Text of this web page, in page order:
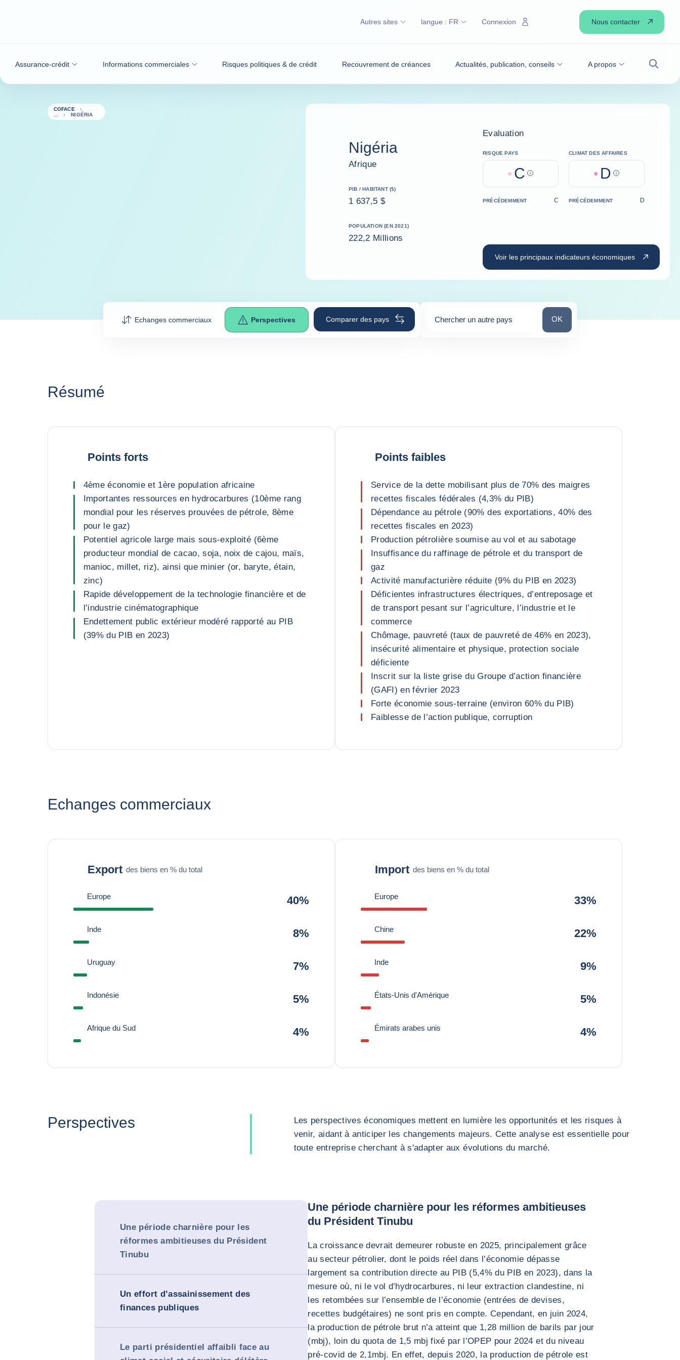
Assurance-crédit Informations commerciales Risques politiques & de crédit Recouvrement de créances Actualités, publication, conseils A propos
Autres sites langue : FR Connexion Nous contacter
COFACE
NIGÉRIA
Nigéria
Afrique
PIB / HABITANT ($)
1 637,5 $
POPULATION (EN 2021)
222,2 Millions
Evaluation
RISQUE PAYS
C Help
CLIMAT DES AFFAIRES
D Help
PRÉCÉDEMMENT C PRÉCÉDEMMENT D
Voir les principaux indicateurs économiques
Echanges commerciaux Perspectives Comparer des pays Chercher un autre pays Chercher un autre pays
OK
Résumé
Points forts
4ème économie et 1ère population africaine
Importantes ressources en hydrocarbures (10ème rang
mondial pour les réserves prouvées de pétrole, 8ème
pour le gaz)
Potentiel agricole large mais sous-exploité (6ème
producteur mondial de cacao, soja, noix de cajou, maïs,
manioc, millet, riz), ainsi que minier (or, baryte, étain,
zinc)
Rapide développement de la technologie financière et de
l’industrie cinématographique
Endettement public extérieur modéré rapporté au PIB
(39% du PIB en 2023)
Points faibles
Service de la dette mobilisant plus de 70% des maigres
recettes fiscales fédérales (4,3% du PIB)
Dépendance au pétrole (90% des exportations, 40% des
recettes fiscales en 2023)
Production pétrolière soumise au vol et au sabotage
Insuffisance du raffinage de pétrole et du transport de
gaz
Activité manufacturière réduite (9% du PIB en 2023)
Déficientes infrastructures électriques, d’entreposage et
de transport pesant sur l’agriculture, l’industrie et le
commerce
Chômage, pauvreté (taux de pauvreté de 46% en 2023),
insécurité alimentaire et physique, protection sociale
déficiente
Inscrit sur la liste grise du Groupe d’action financière
(GAFI) en février 2023
Forte économie sous-terraine (environ 60% du PIB)
Faiblesse de l’action publique, corruption
Echanges commerciaux
Export des biens en % du total
Europe 40%
Inde 8%
Uruguay 7%
Indonésie 5%
Afrique du Sud 4%
Import des biens en % du total
Europe 33%
Chine 22%
Inde 9%
États-Unis d'Amérique 5%
Émirats arabes unis 4%
Perspectives
Les perspectives économiques mettent en lumière les opportunités et les risques à
venir, aidant à anticiper les changements majeurs. Cette analyse est essentielle pour
toute entreprise cherchant à s'adapter aux évolutions du marché.
Une période charnière pour les
réformes ambitieuses du Président
Tinubu
Un effort d’assainissement des
finances publiques
Le parti présidentiel affaibli face au
Une période charnière pour les réformes ambitieuses
du Président Tinubu
La croissance devrait demeurer robuste en 2025, principalement grâce
au secteur pétrolier, dont le poids réel dans l’économie dépasse
largement sa contribution directe au PIB (5,4% du PIB en 2023), dans la
mesure où, ni le vol d’hydrocarbures, ni leur extraction clandestine, ni
les retombées sur l’ensemble de l’économie (entrées de devises,
recettes budgétaires) ne sont pris en compte. Cependant, en juin 2024,
la production de pétrole brut n’a atteint que 1,28 million de barils par jour
(mbj), loin du quota de 1,5 mbj fixé par l’OPEP pour 2024 et du niveau
pré-covid de 2,1mbj. En effet, depuis 2020, la production de pétrole est